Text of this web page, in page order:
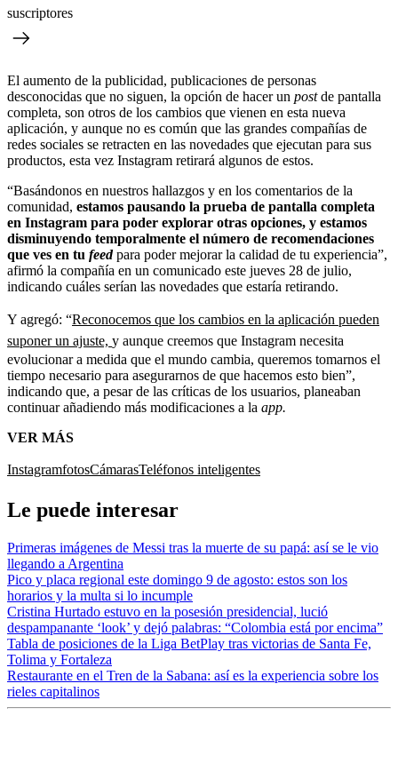
suscriptores
El aumento de la publicidad, publicaciones de personas
desconocidas que no siguen, la opción de hacer un postde pantalla
completa, son otros de los cambios que vienen en esta nueva
aplicación, y aunque no es común que las grandes compañías de
redes sociales se retracten en las novedades que ejecutan para sus
productos, esta vez Instagram retirará algunos de estos.
“Basándonos en nuestros hallazgos y en los comentarios de la
comunidad, estamos pausando la prueba de pantalla completa
en Instagram para poder explorar otras opciones, y estamos
disminuyendo temporalmente el número de recomendaciones
que ves en tu feed para poder mejorar la calidad de tu experiencia”,
afirmó la compañía en un comunicado este jueves 28 de julio,
indicando cuáles serían las novedades que estaría retirando.
Y agregó: “Reconocemos que los cambios en la aplicación pueden
suponer un ajuste, y aunque creemos que Instagram necesita
evolucionar a medida que el mundo cambia, queremos tomarnos el
tiempo necesario para asegurarnos de que hacemos esto bien”,
indicando que, a pesar de las críticas de los usuarios, planeaban
continuar añadiendo más modificaciones a la app.
VER MÁS
InstagramfotosCámarasTeléfonos inteligentes
Le puede interesar
Primeras imágenes de Messi tras la muerte de su papá: así se le vio
llegando a Argentina
Pico y placa regional este domingo 9 de agosto: estos son los
horarios y la multa si lo incumple
Cristina Hurtado estuvo en la posesión presidencial, lució
despampanante ‘look’ y dejó palabras: “Colombia está por encima”
Tabla de posiciones de la Liga BetPlay tras victorias de Santa Fe,
Tolima y Fortaleza
Restaurante en el Tren de la Sabana: así es la experiencia sobre los
rieles capitalinos